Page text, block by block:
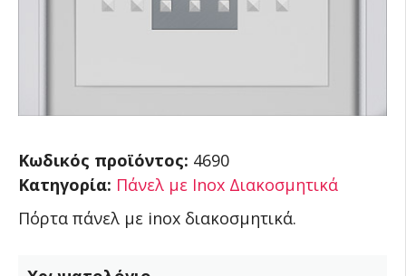
Κωδικός προϊόντος: 4690
Κατηγορία: Πάνελ με Inox Διακοσμητικά
Πόρτα πάνελ με inox διακοσμητικά.